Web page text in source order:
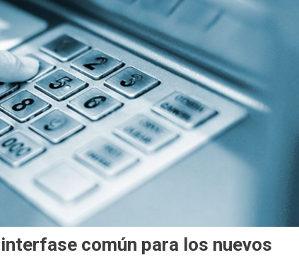
común para los nuevos